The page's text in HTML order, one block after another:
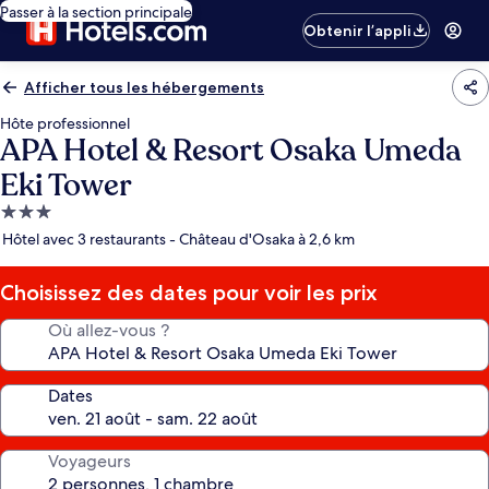
Passer à la section principale
Obtenir l’appli
Afficher tous les hébergements
Hôte professionnel
APA Hotel & Resort Osaka Umeda
Eki Tower
Hébergement
3.0 étoiles
Hôtel avec 3 restaurants - Château d'Osaka à 2,6 km
Choisissez des dates pour voir les prix
Où allez-vous ?
Dates
Voyageurs